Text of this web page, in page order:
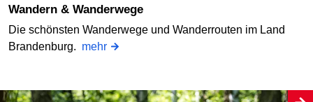
Wandern & Wanderwege
Die schönsten Wanderwege und Wanderrouten im Land
Brandenburg. mehr